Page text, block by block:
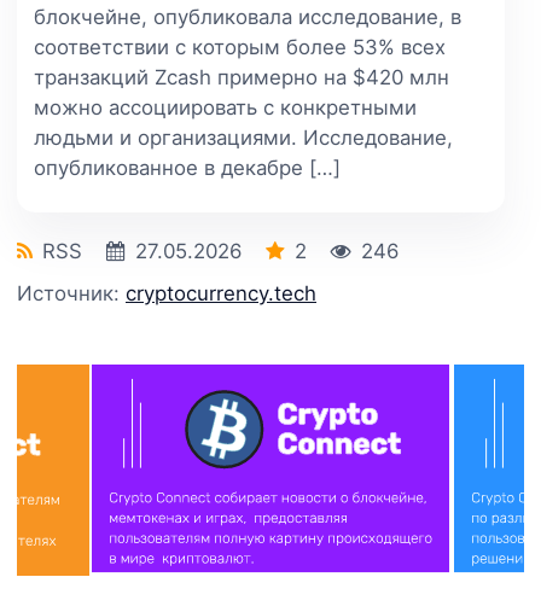
блокчейне, опубликовала исследование, в
соответствии с которым более 53% всех
транзакций Zcash примерно на $420 млн
можно ассоциировать с конкретными
людьми и организациями. Исследование,
опубликованное в декабре […]
RSS 27.05.2026 2
246
Источник: cryptocurrency.tech